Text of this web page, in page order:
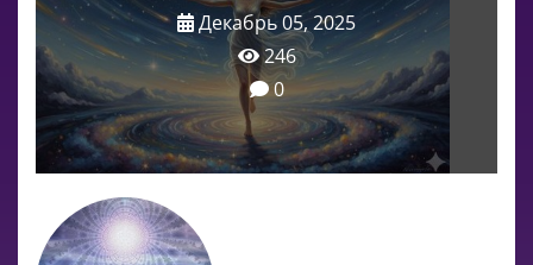
Декабрь 05, 2025
246
0